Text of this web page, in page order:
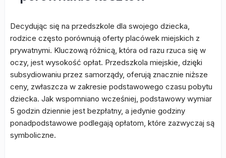
Decydując się na przedszkole dla swojego dziecka,
rodzice często porównują oferty placówek miejskich z
prywatnymi. Kluczową różnicą, która od razu rzuca się w
oczy, jest wysokość opłat. Przedszkola miejskie, dzięki
subsydiowaniu przez samorządy, oferują znacznie niższe
ceny, zwłaszcza w zakresie podstawowego czasu pobytu
dziecka. Jak wspomniano wcześniej, podstawowy wymiar
5 godzin dziennie jest bezpłatny, a jedynie godziny
ponadpodstawowe podlegają opłatom, które zazwyczaj są
symboliczne.